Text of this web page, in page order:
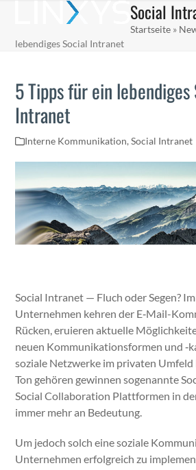
content
Social
Startseite »
lebendiges Social Intranet
5 Tipps für ein lebendiges
Intranet
Interne Kommunikation,Social Intranet
Social Intranet — Fluch oder Segen?
Unternehmen kehren der E‑Mail-
Rück­en, eruieren aktuelle
neuen Kom­mu­nika­tions­for­men und
soziale Net­zw­erke im pri­vat­en
Ton gehören gewin­nen soge­nan­nte
Social Col­lab­o­ra­tion Plat­tfor­men in
immer mehr an Bedeu­tung.
Um jedoch solch eine soziale
Unternehmen erfol­gre­ich zu